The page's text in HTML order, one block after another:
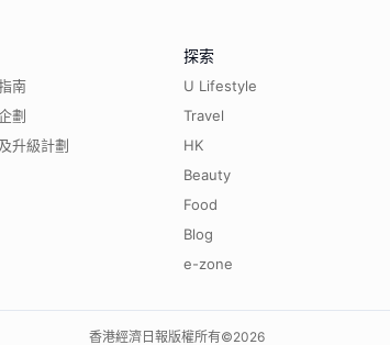
南
劃
升級計劃
探索
U Lifestyle
Travel
HK
Beauty
Food
Blog
e-zone
香港經濟日報版權所有©2026